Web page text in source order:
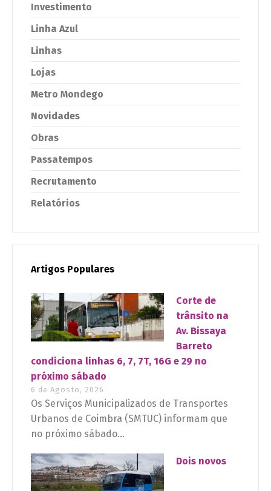
Investimento
Linha Azul
Linhas
Lojas
Metro Mondego
Novidades
Obras
Passatempos
Recrutamento
Relatórios
Artigos Populares
Corte de
trânsito na
Av. Bissaya
Barreto
condiciona linhas 6, 7, 7T, 16G e 29 no
próximo sábado
6 de Agosto, 2026
Os Serviços Municipalizados de Transportes
Urbanos de Coimbra (SMTUC) informam que
no próximo sábado...
Dois novos